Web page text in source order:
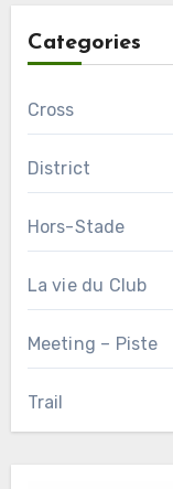
Categories
Cross
District
Hors-Stade
La vie du Club
Meeting – Piste
Trail